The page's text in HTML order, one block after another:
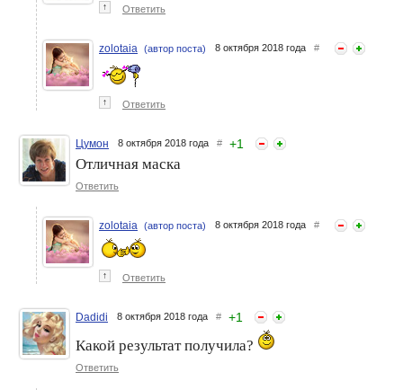
↑ Ответить
zolotaia (автор поста) 8 октября 2018 года #
↑ Ответить
Цумон 8 октября 2018 года # +1
Отличная маска
Ответить
zolotaia (автор поста) 8 октября 2018 года #
↑ Ответить
Dadidi 8 октября 2018 года # +1
Какой результат получила?
Ответить